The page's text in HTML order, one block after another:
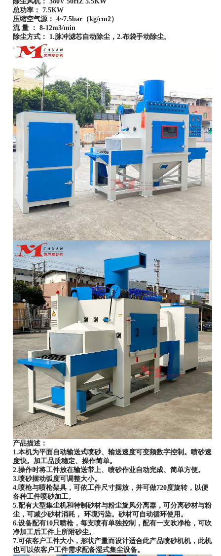
总功率： 7.5KW
压缩空气源： 4~7.5bar（kg/cm2）
流 量 ： 8-12m3/min
除尘方式： 1.脉冲滤芯自动除尘，2.布袋手动除尘。
产品描述：
1.本机为平面自动输送式喷砂、输送速度可变频数字控制。喷砂速
度快。加工品质稳定、操作简单。
2.操作时将工件放在输送带上、喷砂作业自动完成、简单方便。
3.喷砂摆动弧度可调整大小。
4.喷枪与喷枪架具，可依工件尺寸摆放，并可做720度旋转，以便
各种工件喷砂加工。
5.配有大型集尘机和特制砂材与粉尘旋风分离器，可分离砂材与粉
尘，可减少砂材消耗， 环境污染。砂材可自动循环使用。
6.设备配有10只喷枪，每支喷有单独控制，配有一支吹净枪，可吹
净加工后工件上所附砂尘。
7.可依客户工件大小，形状产量而设计适合此产品喷砂机机，此机
也可以依客户工件需求配备湿式集尘设备。